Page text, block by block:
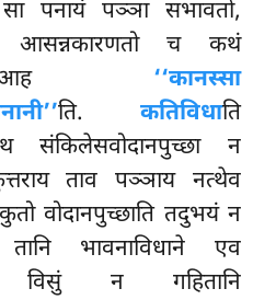
सा पनायं पञ्ञा सभावतो,
आसन्नकारणतो च कथं
आह ‘‘कानस्सा
ति. कतिविधाति
संकिलेसवोदानपुच्छा न
ताव पञ्ञाय नत्थेव
वोदानपुच्छाति तदुभयं न
भावनाविधाने एव
विसुं न गहितानि